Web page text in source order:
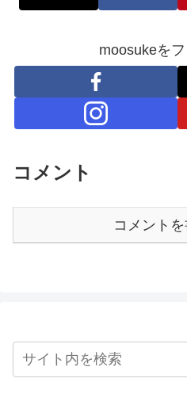
moosukeを
コメント
コメント